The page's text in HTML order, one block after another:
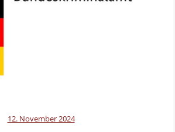
12. November 2024